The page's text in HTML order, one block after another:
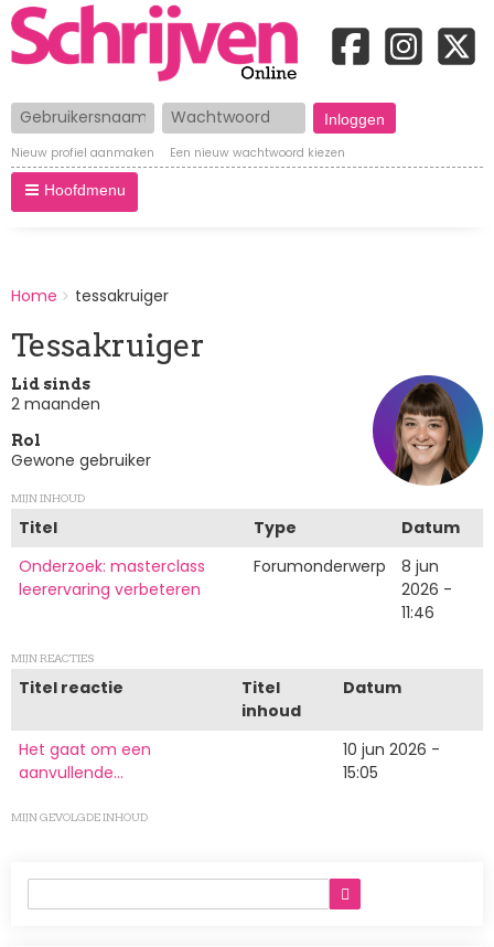
Gebruikersnaam Wachtwoord
Nieuw profiel aanmaken Een nieuw wachtwoord kiezen
Hoofdmenu
BREADCRUMBS
You
here:
Home tessakruiger
Tessakruiger
Lid sinds
2 maanden
Rol
Gewone gebruiker
MIJN INHOUD
Titel Type
Datum
Onderzoek: masterclass
leerervaring verbeteren
Forumonderwerp
8 jun
2026 -
11:46
MIJN REACTIES
Titel reactie
Titel
inhoud
Datum
Het gaat om een
aanvullende…
10 jun 2026 -
15:05
MIJN GEVOLGDE INHOUD